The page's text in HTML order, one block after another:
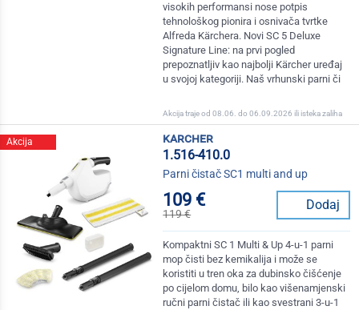
visokih performansi nose potpis
tehnološkog pionira i osnivača tvrtke
Alfreda Kärchera. Novi SC 5 Deluxe
Signature Line: na prvi pogled
prepoznatljiv kao najbolji Kärcher uređaj
u svojoj kategoriji. Naš vrhunski parni či
Akcija traje od 08.06. do 06.09.2026 ili isteka zaliha
Akcija
karcher
1.516-410.0
Parni čistač SC1 multi and up
109 €
119 €
Dodaj
Kompaktni SC 1 Multi & Up 4-u-1 parni
mop čisti bez kemikalija i može se
koristiti u tren oka za dubinsko čišćenje
po cijelom domu, bilo kao višenamjenski
ručni parni čistač ili kao svestrani 3-u-1